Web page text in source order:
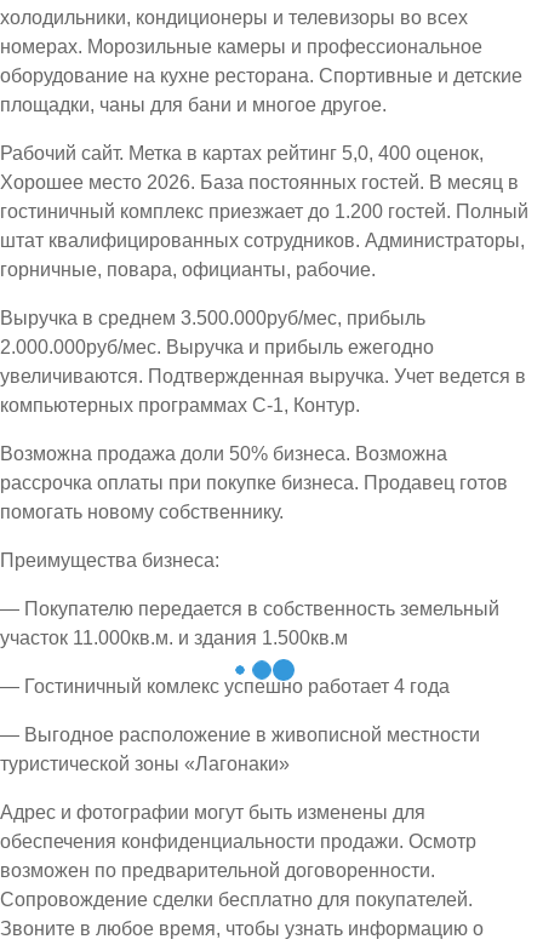
холодильники, кондиционеры и телевизоры во всех
номерах. Морозильные камеры и профессиональное
оборудование на кухне ресторана. Спортивные и детские
площадки, чаны для бани и многое другое.
Рабочий сайт. Метка в картах рейтинг 5,0, 400 оценок,
Хорошее место 2026. База постоянных гостей. В месяц в
гостиничный комплекс приезжает до 1.200 гостей. Полный
штат квалифицированных сотрудников. Администраторы,
горничные, повара, официанты, рабочие.
Выручка в среднем 3.500.000руб/мес, прибыль
2.000.000руб/мес. Выручка и прибыль ежегодно
увеличиваются. Подтвержденная выручка. Учет ведется в
компьютерных программах С-1, Контур.
Возможна продажа доли 50% бизнеса. Возможна
рассрочка оплаты при покупке бизнеса. Продавец готов
помогать новому собственнику.
Преимущества бизнеса:
— Покупателю передается в собственность земельный
участок 11.000кв.м. и здания 1.500кв.м
— Гостиничный комлекс успешно работает 4 года
— Выгодное расположение в живописной местности
туристической зоны «Лагонаки»
Адрес и фотографии могут быть изменены для
обеспечения конфиденциальности продажи. Осмотр
возможен по предварительной договоренности.
Сопровождение сделки бесплатно для покупателей.
Звоните в любое время, чтобы узнать информацию о